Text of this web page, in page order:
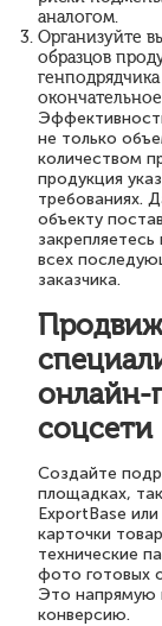
аналогом.
Организуйте
образцов
не только
количеством
продукция
требованиях.
объекту
всех
заказчика.
онлайн-
соцсети
Создайте
площадках,
ExportBase
карточки
технические
фото готовых
Это напрямую
конверсию.